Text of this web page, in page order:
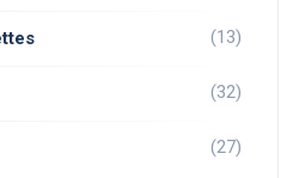
(13)
(32)
(27)